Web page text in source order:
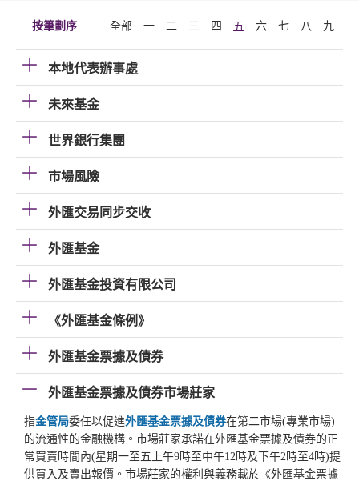
按筆劃序 全部 一 二 三 四 五 六 七 八 九
本地代表辦事處
未來基金
世界銀行集團
市場風險
外匯交易同步交收
外匯基金
外匯基金投資有限公司
《外匯基金條例》
外匯基金票據及債券
外匯基金票據及債券市場莊家
指金管局委任以促進外匯基金票據及債券在第二市場(專業市場)
的流通性的金融機構。市場莊家承諾在外匯基金票據及債券的正
常買賣時間內(星期一至五上午9時至中午12時及下午2時至4時)提
供買入及賣出報價。市場莊家的權利與義務載於《外匯基金票據